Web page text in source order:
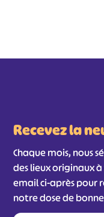
Recevez la
Chaque mois, nous
des lieux originaux
email ci-après pour
notre dose de